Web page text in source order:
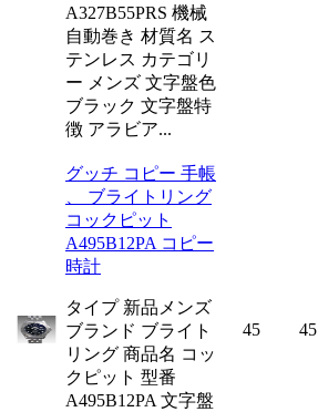
A327B55PRS 機械
自動巻き 材質名 ス
テンレス カテゴリ
ー メンズ 文字盤色
ブラック 文字盤特
徴 アラビア...
グッチ コピー 手帳
、 ブライトリング
コックピット
A495B12PA コピー
時計
タイプ 新品メンズ
ブランド ブライト
リング 商品名 コッ
クピット 型番
A495B12PA 文字盤
45 45